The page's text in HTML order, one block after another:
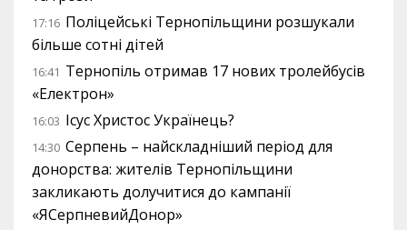
17:16 Поліцейські Тернопільщини розшукали
більше сотні дітей
16:41 Тернопіль отримав 17 нових тролейбусів
«Електрон»
16:03 Ісус Христос Українець?
14:30 Серпень – найскладніший період для
донорства: жителів Тернопільщини
закликають долучитися до кампанії
«ЯСерпневийДонор»